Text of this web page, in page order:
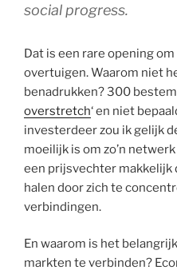
social progress.
Dat is een rare opening
overtuigen. Waarom niet
benadrukken? 300
overstretch‘ en niet
investerdeer zou ik gelijk
moeilijk is om zo’n
een prijsvechter makkelijk
halen door zich te
verbindingen.
En waarom is het
markten te verbinden?